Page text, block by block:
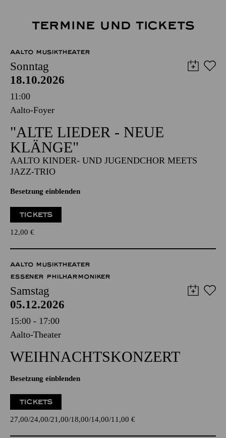
TERMINE UND TICKETS
AALTO MUSIKTHEATER
Sonntag
18.10.2026
11:00
Aalto-Foyer
"ALTE LIEDER - NEUE
KLÄNGE"
AALTO KINDER- UND JUGENDCHOR MEETS
JAZZ-TRIO
Besetzung einblenden
TICKETS
12,00 €
AALTO MUSIKTHEATER
ESSENER PHILHARMONIKER
Samstag
05.12.2026
15:00 - 17:00
Aalto-Theater
WEIHNACHTS­KONZERT
Besetzung einblenden
TICKETS
27,00 24,00 21,00 18,00 14,00 11,00 €